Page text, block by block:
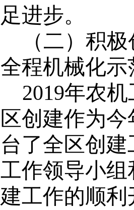
足进步。
（二）积
全程机械化示
2019年农
区创建作为
台了全区创
工作领导小
建工作的顺